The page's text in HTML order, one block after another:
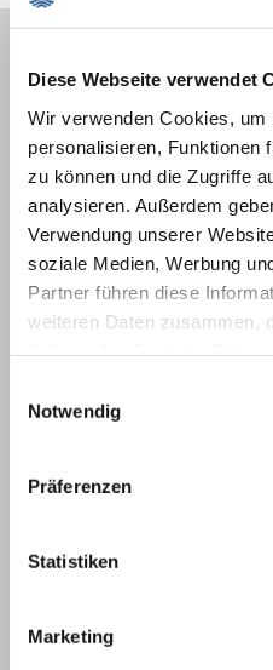
Diese Webseite verwendet
Wir verwenden Cookies, um
personalisieren, Funktionen
zu können und die Zugriffe
analysieren. Außerdem
Verwendung unserer
soziale Medien, Werbung
Partner führen diese
weiteren Daten zusammen,
Notwendig
Präferenzen
Statistiken
Marketing
Medizintechnik:
Kippantrieb für einen
ca. 1000 kg schweren
Hohe Übersetzung
Sonderbauform
Grenze Selbstbremsung
Im Einsatz für:
TECHNISCHE DATEN
Getriebetyp